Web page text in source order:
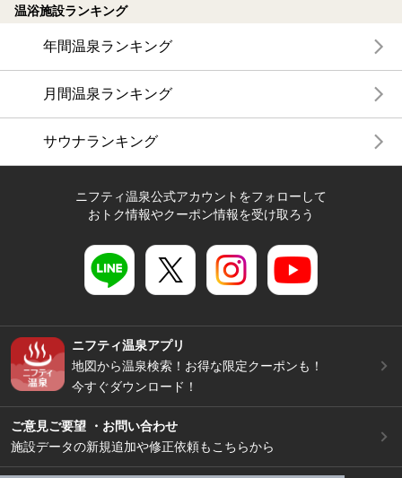
温浴施設ランキング
年間温泉ランキング
月間温泉ランキング
サウナランキング
ニフティ温泉公式アカウントをフォローして
おトク情報やクーポン情報を受け取ろう
ニフティ温泉アプリ
地図から温泉検索！お得な限定クーポンも！
今すぐダウンロード！
ご意見ご要望 ・お問い合わせ
施設データの新規追加や修正依頼もこちらから